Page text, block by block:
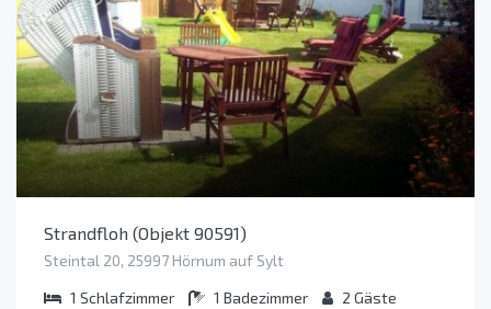
Strandfloh (Objekt 90591)
Steintal 20, 25997 Hörnum auf Sylt
1 Schlafzimmer 1 Badezimmer 2 Gäste